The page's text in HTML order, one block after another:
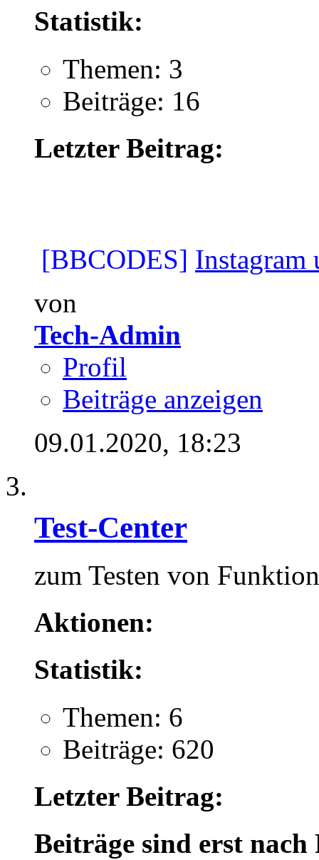
Statistik:
Themen: 3
Beiträge: 16
Letzter Beitrag:
[BBCODES] Instagram
von
Tech-Admin
Profil
Beiträge anzeigen
09.01.2020, 18:23
Test-Center
zum Testen von
Aktionen:
Statistik:
Themen: 6
Beiträge: 620
Letzter Beitrag:
Beiträge sind erst